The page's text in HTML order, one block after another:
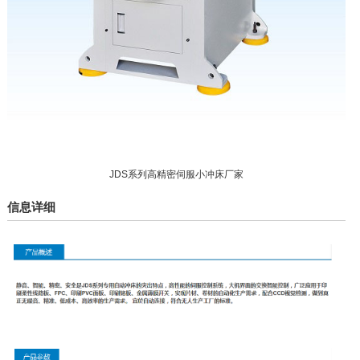
JDS系列高精密伺服小冲床厂家
信息详细